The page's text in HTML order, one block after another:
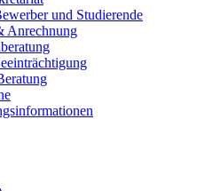
und Studierende
Anrechnung